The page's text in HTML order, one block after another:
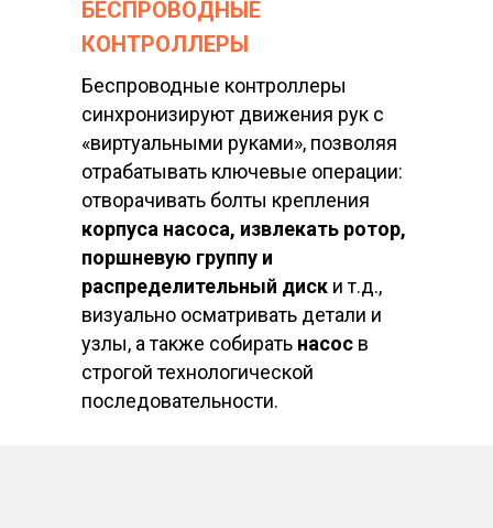
БЕСПРОВОДНЫЕ
КОНТРОЛЛЕРЫ
Беспроводные контроллеры
синхронизируют движения рук с
«виртуальными руками», позволяя
отрабатывать ключевые операции:
отворачивать болты крепления
корпуса насоса, извлекать ротор,
поршневую группу и
распределительный диск и т.д.,
визуально осматривать детали и
узлы, а также собирать насос в
строгой технологической
последовательности.